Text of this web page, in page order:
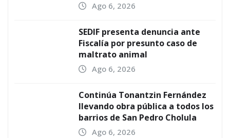
Ago 6, 2026
SEDIF presenta denuncia ante
Fiscalía por presunto caso de
maltrato animal
Ago 6, 2026
Continúa Tonantzin Fernández
llevando obra pública a todos los
barrios de San Pedro Cholula
Ago 6, 2026